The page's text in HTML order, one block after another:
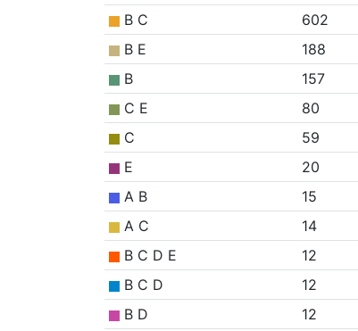
B C
602
B E
188
B
157
C E
80
C
59
E
20
A B
15
A C
14
B C D E
12
B C D
12
B D
12